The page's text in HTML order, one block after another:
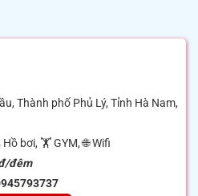
Thành phố Phủ Lý, Tỉnh Hà Nam,
bơi, 🏋️ GYM, 🌐 Wifi
đêm